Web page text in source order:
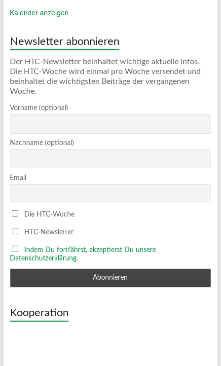
Kalender anzeigen
Newsletter abonnieren
Der HTC-Newsletter beinhaltet wichtige aktuelle Infos.
Die HTC-Woche wird einmal pro Woche versendet und
beinhaltet die wichtigsten Beiträge der vergangenen
Woche.
Vorname (optional)
Nachname (optional)
Email
Die HTC-Woche
HTC-Newsletter
Indem Du fortfährst, akzeptierst Du unsere
Datenschutzerklärung.
Kooperation